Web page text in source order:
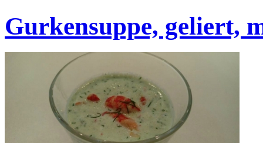
Gurkensuppe, geliert,